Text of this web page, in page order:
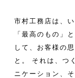
市村工務店は、
「最高のもの」
して、お客様の
と。
それは、つ
ニケーション、